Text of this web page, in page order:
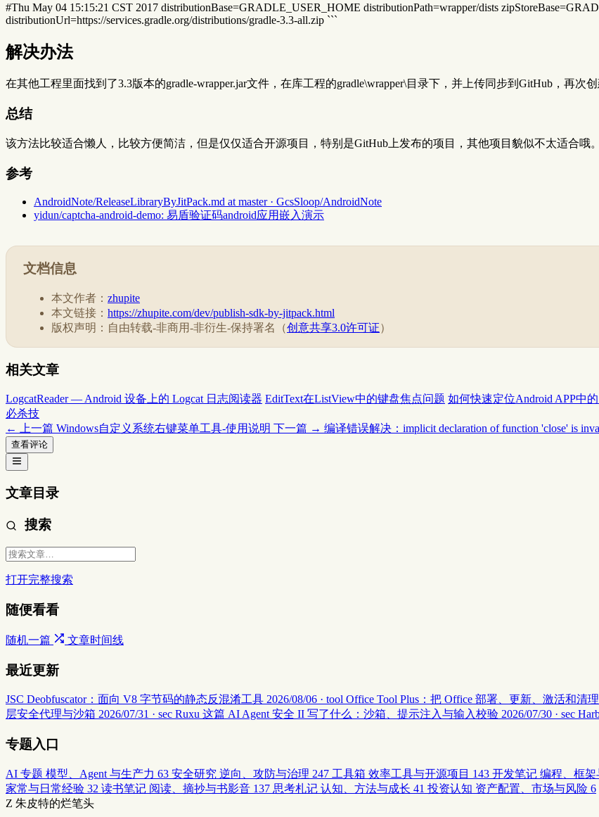
#Thu May 04 15:15:21 CST 2017 distributionBase=GRADLE_USER_HOME distributionPath=wrapper/dists
distributionUrl=https://services.gradle.org/distributions/gradle-3.3-all.zip ```
解决办法
在其他工程里面找到了3.3版本的gradle-wrapper.jar文件，在库工程的gradle\wrapper\目录下，并上传同步到GitHub，再次
总结
该方法比较适合懒人，比较方便简洁，但是仅仅适合开源项目，特别是GitHub上发布的项目，其他项目貌似不太适合哦。
参考
AndroidNote/ReleaseLibraryByJitPack.md at master · GcsSloop/AndroidNote
yidun/captcha-android-demo: 易盾验证码android应用嵌入演示
文档信息
本文作者： zhupite
本文链接： https://zhupite.com/dev/publish-sdk-by-jitpack.html
版权声明：自由转载-非商用-非衍生-保持署名（创意共享3.0许可证）
相关文章
LogcatReader — Android 设备上的 Logcat 日志阅读器 EditText在ListView中的键盘焦点问题 如何快速定位Android APP中
必杀技
← 上一篇 Windows自定义系统右键菜单工具-使用说明 下一篇 → 编译错误解决：implicit declaration of function 'close' is
查看评论
文章目录
搜索
打开完整搜索
随便看看
随机一篇 文章时间线
最近更新
JSC Deobfuscator：面向 V8 字节码的静态反混淆工具 2026/08/06 · tool Office Tool Plus：把 Office 部署、更新、激活和清
层安全代理与沙箱 2026/07/31 · sec Ruxu 这篇 AI Agent 安全 II 写了什么：沙箱、提示注入与输入校验 2026/07/30 · sec
专题入口
AI 专题 模型、Agent 与生产力 63 安全研究 逆向、攻防与治理 247 工具箱 效率工具与开源项目 143 开发笔记 编程、框架
家常与日常经验 32 读书笔记 阅读、摘抄与书影音 137 思考札记 认知、方法与成长 41 投资认知 资产配置、市场与风险 6
Z 朱皮特的烂笔头